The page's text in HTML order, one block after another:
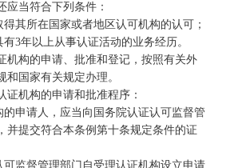
应当符合下列条件：
所在国家或者地区认可机构的认可；
年以上从事认证活动的业务经历。
构的申请、批准和登记，按照有关外
国家有关规定办理。
构的申请和批准程序：
请人，应当向国务院认证认可监督管
并提交符合本条例第十条规定条件的证
督管理部门自受理认证机构设立申请